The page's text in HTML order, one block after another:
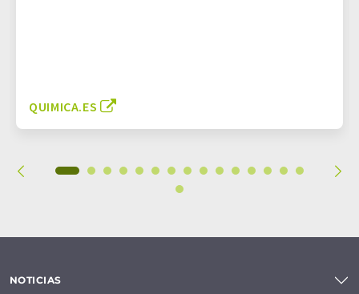
QUIMICA.ES
NOTICIAS